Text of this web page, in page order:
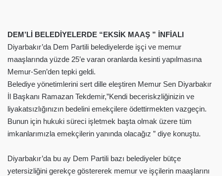
DEM’Lİ BELEDİYELERDE “EKSİK MAAŞ ” İNFİALI
Diyarbakır’da Dem Partili belediyelerde işçi ve memur
maaşlarında yüzde 25’e varan oranlarda kesinti yapılmasına
Memur-Sen’den tepki geldi.
Belediye yönetimlerini sert dille eleştiren Memur Sen Diyarbakır
İl Başkanı Ramazan Tekdemir,”Kendi beceriskzliğinizin ve
liyakatsızlığınızın bedelini emekçilere ödettirmekten vazgeçin.
Bunun için hukuki süreci işletmek başta olmak üzere tüm
imkanlarımızla emekçilerin yanında olacağız ” diye konuştu.
Diyarbakır’da bu ay Dem Partili bazı belediyeler bütçe
yetersizliğini gerekçe göstererek memur ve işçilerin maaşlarını